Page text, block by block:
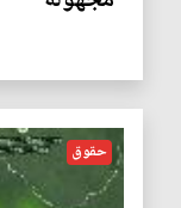
حقوق